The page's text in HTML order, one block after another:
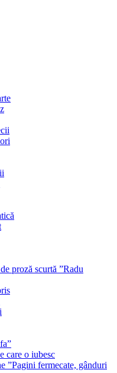
proză scurtă ”Radu
care o iubesc
”Pagini fermecate, gânduri